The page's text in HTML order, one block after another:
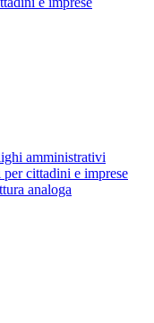
amministrativi
cittadini e imprese
analoga